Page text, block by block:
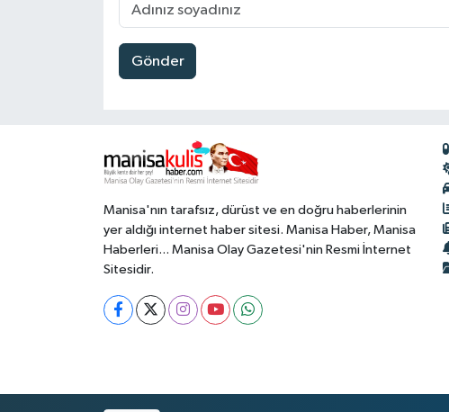
Gönder
Manisa'nın tarafsız, dürüst ve en doğru haberlerinin
yer aldığı internet haber sitesi. Manisa Haber, Manisa
Haberleri... Manisa Olay Gazetesi'nin Resmi İnternet
Sitesidir.